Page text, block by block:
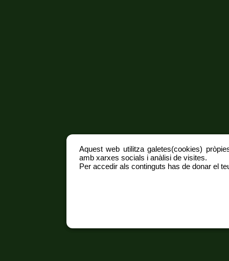
Aquest web utilitza galetes(cookies)
amb xarxes socials i anàlisi de visites.
Per accedir als continguts has de donar el